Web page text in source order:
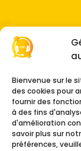
Bienvenue sur le
des cookies pour
fournir des
à des fins
d'amélioration
savoir plus sur
préférences,